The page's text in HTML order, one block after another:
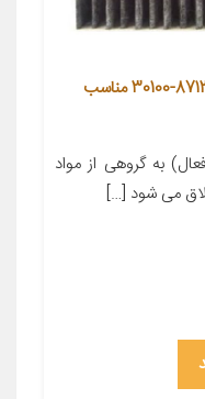
فیلتر کربن فعال کابین خودرو مدل 87139-30100 مناسب
به گروهی از مواد
می شود […]